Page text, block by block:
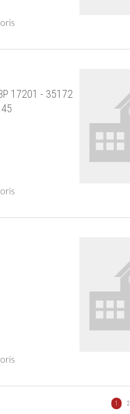
17201 - 35172
1 2